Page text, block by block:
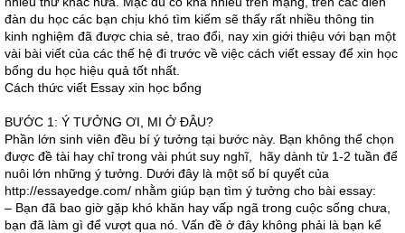
đàn du học các bạn chịu khó tìm kiếm sẽ thấy rất nhiều thông tin
kinh nghiệm đã được chia sẻ, trao đổi, nay xin giới thiệu với bạn một
vài bài viết của các thế hệ đi trước về việc cách viết essay để xin học
bổng du học hiệu quả tốt nhất.
Cách thức viết Essay xin học bổng
BƯỚC 1: Ý TƯỞNG ƠI, MI Ở ĐÂU?
Phần lớn sinh viên đều bí ý tưởng tại bước này. Bạn không thể chọn
được đề tài hay chỉ trong vài phút suy nghĩ, hãy dành từ 1-2 tuần để
nuôi lớn những ý tưởng. Dưới đây là một số bí quyết của
http://essayedge.com/ nhằm giúp bạn tìm ý tưởng cho bài essay:
– Bạn đã bao giờ gặp khó khăn hay vấp ngã trong cuộc sống chưa,
bạn đã làm gì để vượt qua nó. Vấn đề ở đây không phải là bạn kể